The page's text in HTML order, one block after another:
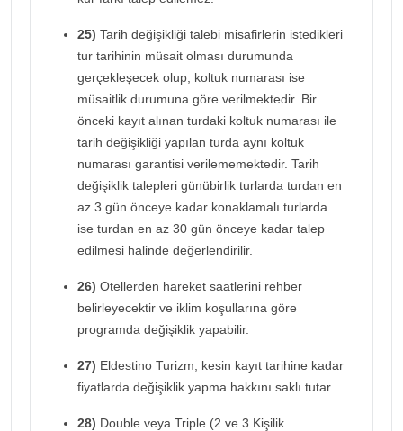
25) Tarih değişikliği talebi misafirlerin istedikleri
tur tarihinin müsait olması durumunda
gerçekleşecek olup, koltuk numarası ise
müsaitlik durumuna göre verilmektedir. Bir
önceki kayıt alınan turdaki koltuk numarası ile
tarih değişikliği yapılan turda aynı koltuk
numarası garantisi verilememektedir. Tarih
değişiklik talepleri günübirlik turlarda turdan en
az 3 gün önceye kadar konaklamalı turlarda
ise turdan en az 30 gün önceye kadar talep
edilmesi halinde değerlendirilir.
26) Otellerden hareket saatlerini rehber
belirleyecektir ve iklim koşullarına göre
programda değişiklik yapabilir.
27) Eldestino Turizm, kesin kayıt tarihine kadar
fiyatlarda değişiklik yapma hakkını saklı tutar.
28) Double veya Triple (2 ve 3 Kişilik